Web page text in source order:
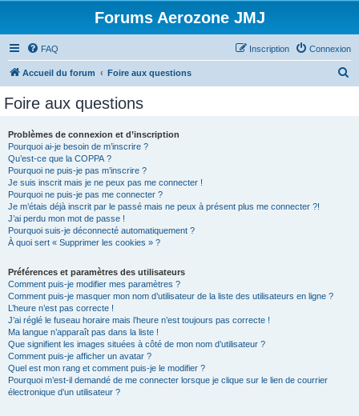
Forums Aerozone JMJ
FAQ Connexion
Inscription
Accueil du forum Foire aux questions
Foire aux questions
Problèmes de connexion et d’inscription
Pourquoi ai-je besoin de m’inscrire ?
Qu’est-ce que la COPPA ?
Pourquoi ne puis-je pas m’inscrire ?
Je suis inscrit mais je ne peux pas me connecter !
Pourquoi ne puis-je pas me connecter ?
Je m’étais déjà inscrit par le passé mais ne peux à présent plus me connecter ?!
J’ai perdu mon mot de passe !
Pourquoi suis-je déconnecté automatiquement ?
À quoi sert « Supprimer les cookies » ?
Préférences et paramètres des utilisateurs
Comment puis-je modifier mes paramètres ?
Comment puis-je masquer mon nom d’utilisateur de la liste des utilisateurs en ligne ?
L’heure n’est pas correcte !
J’ai réglé le fuseau horaire mais l’heure n’est toujours pas correcte !
Ma langue n’apparaît pas dans la liste !
Que signifient les images situées à côté de mon nom d’utilisateur ?
Comment puis-je afficher un avatar ?
Quel est mon rang et comment puis-je le modifier ?
Pourquoi m’est-il demandé de me connecter lorsque je clique sur le lien de courrier
électronique d’un utilisateur ?